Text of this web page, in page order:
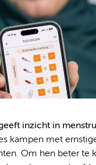
inzicht in
kampen met
Om hen beter te